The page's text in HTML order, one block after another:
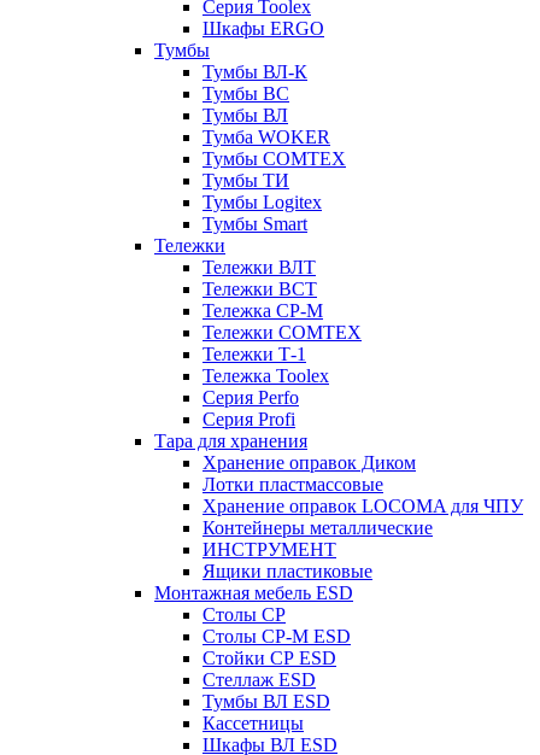
Серия Toolex
Шкафы ERGO
Тумбы
Тумбы ВЛ-К
Тумбы ВС
Тумбы ВЛ
Тумба WOKER
Тумбы COMTEX
Тумбы ТИ
Тумбы Logitex
Тумбы Smart
Тележки
Тележки ВЛТ
Тележки ВСТ
Тележка СР-М
Тележки COMTEX
Тележки Т-1
Тележка Toolex
Серия Perfo
Серия Profi
Тара для хранения
Хранение оправок Диком
Лотки пластмассовые
Хранение оправок LOCOMA для ЧПУ
Контейнеры металлические
ИНСТРУМЕНТ
Ящики пластиковые
Монтажная мебель ESD
Столы СР
Столы СР-М ESD
Стойки СР ESD
Стеллаж ESD
Тумбы ВЛ ESD
Кассетницы
Шкафы ВЛ ESD